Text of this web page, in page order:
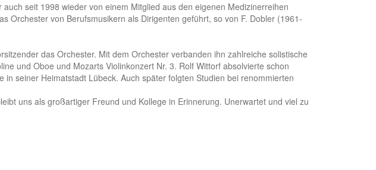
seit 1998 wieder von einem Mitglied aus den eigenen Medizinerreihen
Orchester von Berufsmusikern als Dirigenten geführt, so von F. Dobler (1961-
das Orchester. Mit dem Orchester verbanden ihn zahlreiche solistische
und Oboe und Mozarts Violinkonzert Nr. 3. Rolf Wittorf absolvierte schon
seiner Heimatstadt Lübeck. Auch später folgten Studien bei renommierten
uns als großartiger Freund und Kollege in Erinnerung. Unerwartet und viel zu